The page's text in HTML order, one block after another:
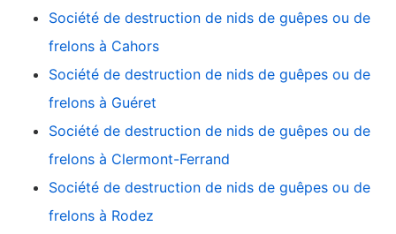
Société de destruction de nids de guêpes ou de
frelons à Cahors
Société de destruction de nids de guêpes ou de
frelons à Guéret
Société de destruction de nids de guêpes ou de
frelons à Clermont-Ferrand
Société de destruction de nids de guêpes ou de
frelons à Rodez